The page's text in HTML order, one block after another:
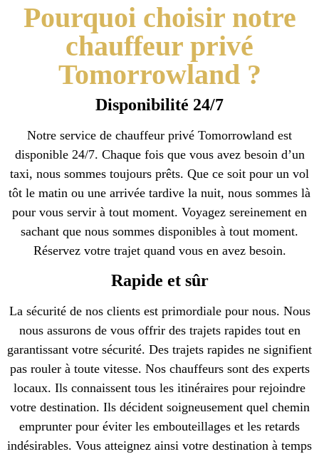
Pourquoi choisir notre
chauffeur privé
Tomorrowland ?
Disponibilité 24/7
Notre service de chauffeur privé Tomorrowland est
disponible 24/7. Chaque fois que vous avez besoin d’un
taxi, nous sommes toujours prêts. Que ce soit pour un vol
tôt le matin ou une arrivée tardive la nuit, nous sommes là
pour vous servir à tout moment. Voyagez sereinement en
sachant que nous sommes disponibles à tout moment.
Réservez votre trajet quand vous en avez besoin.
Rapide et sûr
La sécurité de nos clients est primordiale pour nous. Nous
nous assurons de vous offrir des trajets rapides tout en
garantissant votre sécurité. Des trajets rapides ne signifient
pas rouler à toute vitesse. Nos chauffeurs sont des experts
locaux. Ils connaissent tous les itinéraires pour rejoindre
votre destination. Ils décident soigneusement quel chemin
emprunter pour éviter les embouteillages et les retards
indésirables. Vous atteignez ainsi votre destination à temps